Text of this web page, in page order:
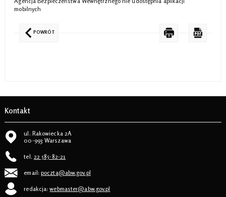
mobilnych
POWRÓT
Kontakt
ul. Rakowiecka 2A
00-993 Warszawa
tel. 22 585-82-21
email:poczta@abw.gov.pl
redakcja:webmaster@abw.gov.pl